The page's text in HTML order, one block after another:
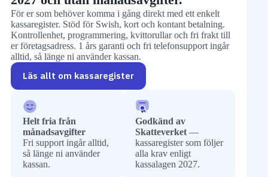
För er som behöver komma i gång direkt med ett enkelt
kassaregister. Stöd för Swish, kort och kontant betalning.
Kontrollenhet, programmering, kvittorullar och fri frakt till
er företagsadress. 1 års garanti och fri telefonsupport ingår
alltid, så länge ni använder kassan.
Läs allt om kassaregister
Helt fria från
månadsavgifter
Fri support ingår alltid,
så länge ni använder
kassan.
Godkänd av
Skatteverket —
kassaregister som följer
alla krav enligt
kassalagen 2027.